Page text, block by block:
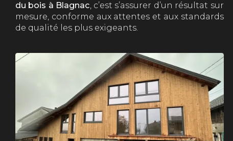
du bois à Blagnac, c’est s’assurer d’un résultat sur
mesure, conforme aux attentes et aux standards
de qualité les plus exigeants.